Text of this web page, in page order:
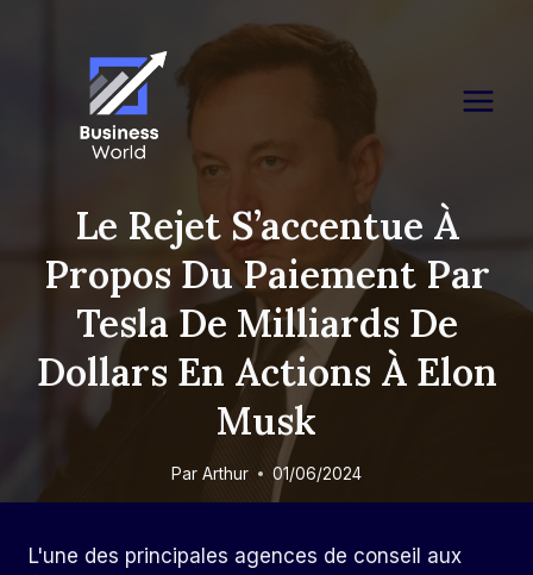
Le Rejet S’accentue À
Propos Du Paiement Par
Tesla De Milliards De
Dollars En Actions À Elon
Musk
Par Arthur 01/06/2024
L'une des principales agences de conseil aux